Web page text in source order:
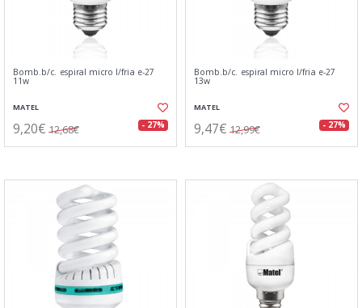
Bomb.b/c. espiral micro l/fria e-27
11w
MATEL
9,20€ 12,68€ - 27%
Bomb.b/c. espiral micro l/fria e-27
13w
MATEL
9,47€ 12,99€ - 27%